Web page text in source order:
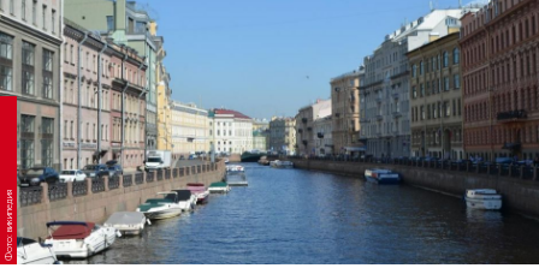
Фото: википедия